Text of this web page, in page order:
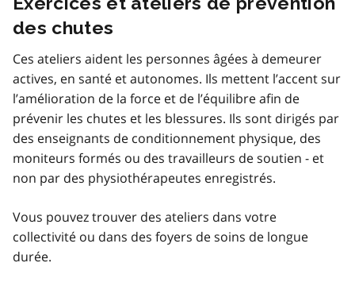
des chutes
Ces ateliers aident les personnes âgées à demeurer
actives, en santé et autonomes. Ils mettent l’accent sur
l’amélioration de la force et de l’équilibre afin de
prévenir les chutes et les blessures. Ils sont dirigés par
des enseignants de conditionnement physique, des
moniteurs formés ou des travailleurs de soutien - et
non par des physiothérapeutes enregistrés.
Vous pouvez trouver des ateliers dans votre
collectivité ou dans des foyers de soins de longue
durée.